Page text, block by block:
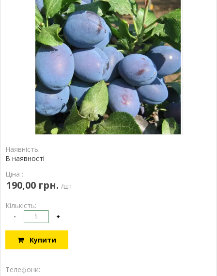
Наявність:
В наявності
Ціна :
190,00 грн. /шт
Кількість:
- +
Купити
Телефони: